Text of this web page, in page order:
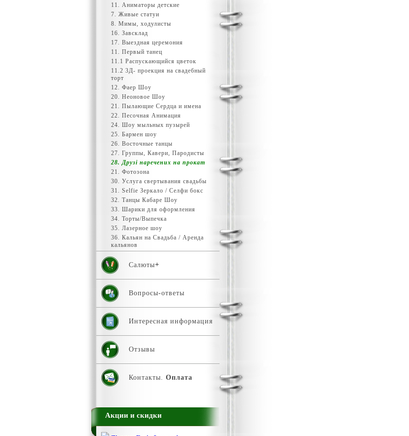
11. Аниматоры детские
7. Живые статуи
8. Мимы, ходулисты
16. Завсклад
17. Выездная церемония
11. Первый танец
11.1 Распускающийся цветок
11.2 3Д- проекция на свадебный
торт
12. Фаер Шоу
20. Неоновое Шоу
21. Пылающие Сердца и имена
22. Песочная Анимация
24. Шоу мыльных пузырей
25. Бармен шоу
26. Восточные танцы
27. Группы, Кавери, Пародисты
28. Друзі наречених на прокат
21. Фотозона
30. Услуга свертывания свадьбы
31. Selfiе Зеркало / Селфи бокс
32. Танцы Кабаре Шоу
33. Шарики для оформления
34. Торты/Выпечка
35. Лазерное шоу
36. Кальян на Свадьба / Аренда
кальянов
Салюты
Вопросы-ответы
Интересная информация
Отзывы
Контакты. Оплата
Акции и скидки